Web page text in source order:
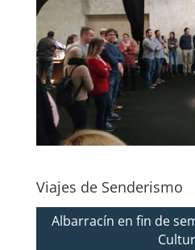
Viajes de Senderismo
Albarracín en fin de